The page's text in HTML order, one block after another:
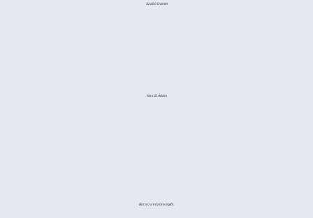
Szabó Dániel
Kiss B. Ádám
Búcsú a közönségtől.